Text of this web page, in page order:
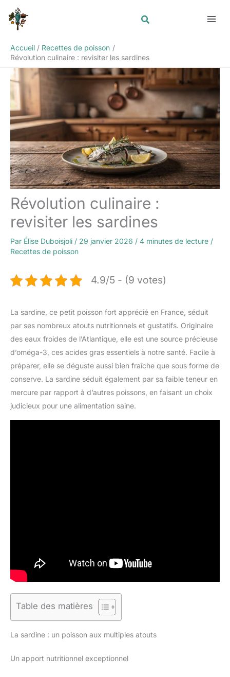
contenu
Accueil
Recettes de poisson
Révolution culinaire : revisiter les sardines
Révolution culinaire :
revisiter les sardines
Par Élise Duboisjoli / 29 janvier 2026 / 4 minutes de lecture /
Recettes de poisson
4.9/5 - (9 votes)
La sardine, ce petit poisson fort apprécié en France, séduit
par ses nombreux atouts nutritionnels et gustatifs. Originaire
des eaux froides de l’Atlantique, elle est une source précieuse
d’oméga-3, ces acides gras essentiels à notre santé. Facile à
préparer, elle se déguste aussi bien fraîche que sous forme de
conserve. La sardine séduit également par sa faible teneur en
mercure par rapport à d’autres poissons, en faisant un choix
judicieux pour une alimentation saine.
Table des matières
La sardine : un poisson aux multiples atouts
Un apport nutritionnel exceptionnel
Rechercher